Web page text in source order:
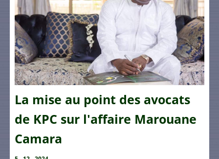
La mise au point des avocats
de KPC sur l'affaire Marouane
Camara